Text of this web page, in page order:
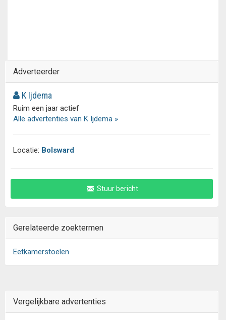
Adverteerder
K Ijdema
Ruim een jaar actief
Alle advertenties van K Ijdema »
Locatie: Bolsward
Stuur bericht
Gerelateerde zoektermen
Eetkamerstoelen
Vergelijkbare advertenties